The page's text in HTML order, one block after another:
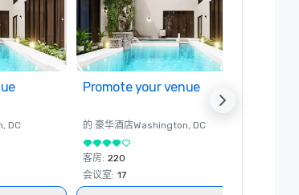
, DC
Promote your venue
的 豪华酒店Washington, DC
客房: 220
会议室: 17